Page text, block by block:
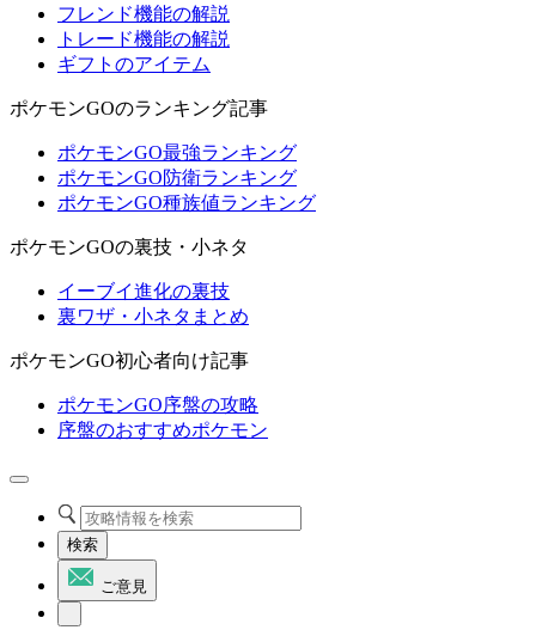
フレンド機能の解説
トレード機能の解説
ギフトのアイテム
ポケモンGOのランキング記事
ポケモンGO最強ランキング
ポケモンGO防衛ランキング
ポケモンGO種族値ランキング
ポケモンGOの裏技・小ネタ
イーブイ進化の裏技
裏ワザ・小ネタまとめ
ポケモンGO初心者向け記事
ポケモンGO序盤の攻略
序盤のおすすめポケモン
検索
ご意見